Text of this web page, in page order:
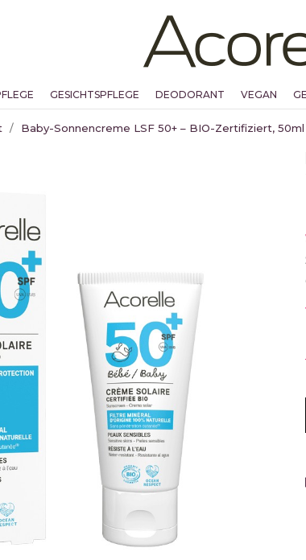
GESICHTSPFLEGE DEODORANT VEGAN
Baby-Sonnencreme LSF 50+ – BIO-Zertifiziert, 50ml